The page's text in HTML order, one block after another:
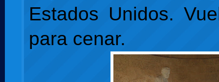
Estados Unidos.
para cenar.